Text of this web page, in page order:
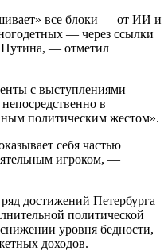
все блоки — от ИИ и
— через ссылки
— отметил
с выступлениями
в
политическим жестом».
себя частью
игроком, —
достижений Петербурга
политической
уровня бедности,
доходов.